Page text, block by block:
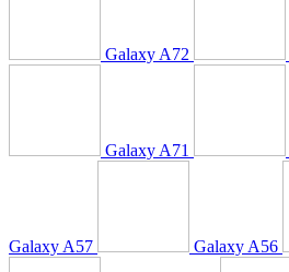
Galaxy A72
Galaxy A71
Galaxy A57 Galaxy A56